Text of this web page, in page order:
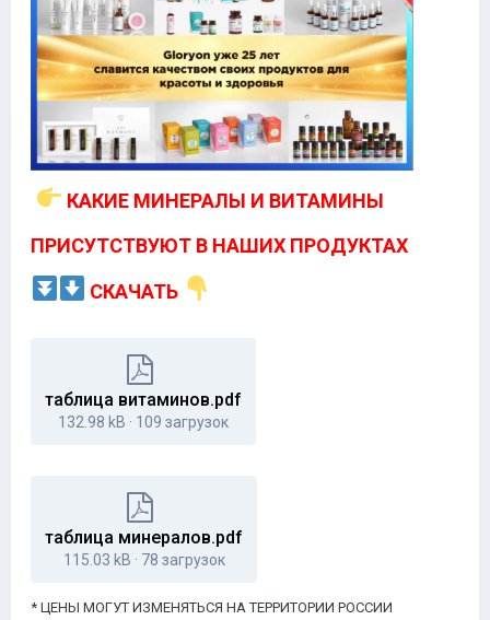
КАКИЕ МИНЕРАЛЫ И ВИТАМИНЫ
ПРИСУТСТВУЮТ В НАШИХ ПРОДУКТАХ
СКАЧАТЬ
таблица витаминов.pdf
132.98 kB · 109 загрузок
таблица минералов.pdf
115.03 kB · 78 загрузок
* ЦЕНЫ МОГУТ ИЗМЕНЯТЬСЯ НА ТЕРРИТОРИИ РОССИИ